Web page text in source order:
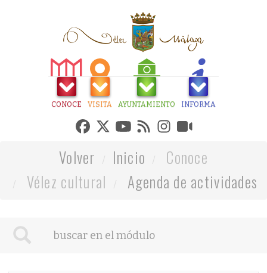
CONOCE VISITA AYUNTAMIENTO INFORMA
Volver Inicio
Conoce
Vélez cultural
Agenda de actividades